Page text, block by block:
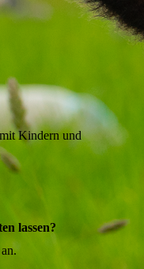
Kindern und
lassen?